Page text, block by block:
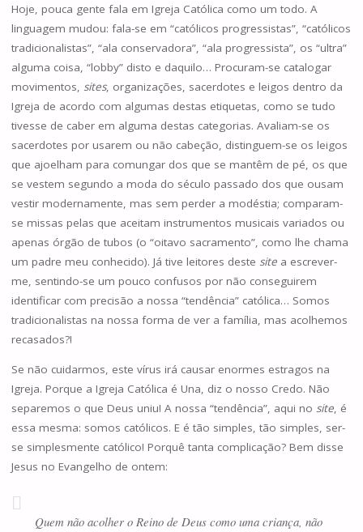
Hoje, pouca gente fala em Igreja Católica como um todo. A
linguagem mudou: fala-se em “católicos progressistas”, “católicos
tradicionalistas”, “ala conservadora”, “ala progressista”, os “ultra”
alguma coisa, “lobby” disto e daquilo… Procuram-se catalogar
movimentos, sites, organizações, sacerdotes e leigos dentro da
Igreja de acordo com algumas destas etiquetas, como se tudo
tivesse de caber em alguma destas categorias. Avaliam-se os
sacerdotes por usarem ou não cabeção, distinguem-se os leigos
que ajoelham para comungar dos que se mantêm de pé, os que
se vestem segundo a moda do século passado dos que ousam
vestir modernamente, mas sem perder a modéstia; comparam-
se missas pelas que aceitam instrumentos musicais variados ou
apenas órgão de tubos (o “oitavo sacramento”, como lhe chama
um padre meu conhecido). Já tive leitores deste sitea escrever-
me, sentindo-se um pouco confusos por não conseguirem
identificar com precisão a nossa “tendência” católica… Somos
tradicionalistas na nossa forma de ver a família, mas acolhemos
recasados?!
Se não cuidarmos, este vírus irá causar enormes estragos na
Igreja. Porque a Igreja Católica é Una, diz o nosso Credo. Não
separemos o que Deus uniu! A nossa “tendência”, aqui no site, é
essa mesma: somos católicos. E é tão simples, tão simples, ser-
se simplesmente católico! Porquê tanta complicação? Bem disse
Jesus no Evangelho de ontem:
Quem não acolher o Reino de Deus como uma criança, não